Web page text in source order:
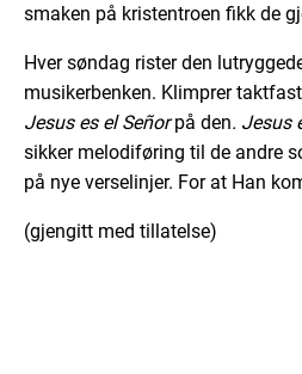
smaken på kristentroen fikk de
Hver søndag rister den
musikerbenken. Klimprer
Jesus es el Señorpå den. Jesus
sikker melodiføring til de andre
på nye verselinjer. For at Han
(gjengitt med tillatelse)